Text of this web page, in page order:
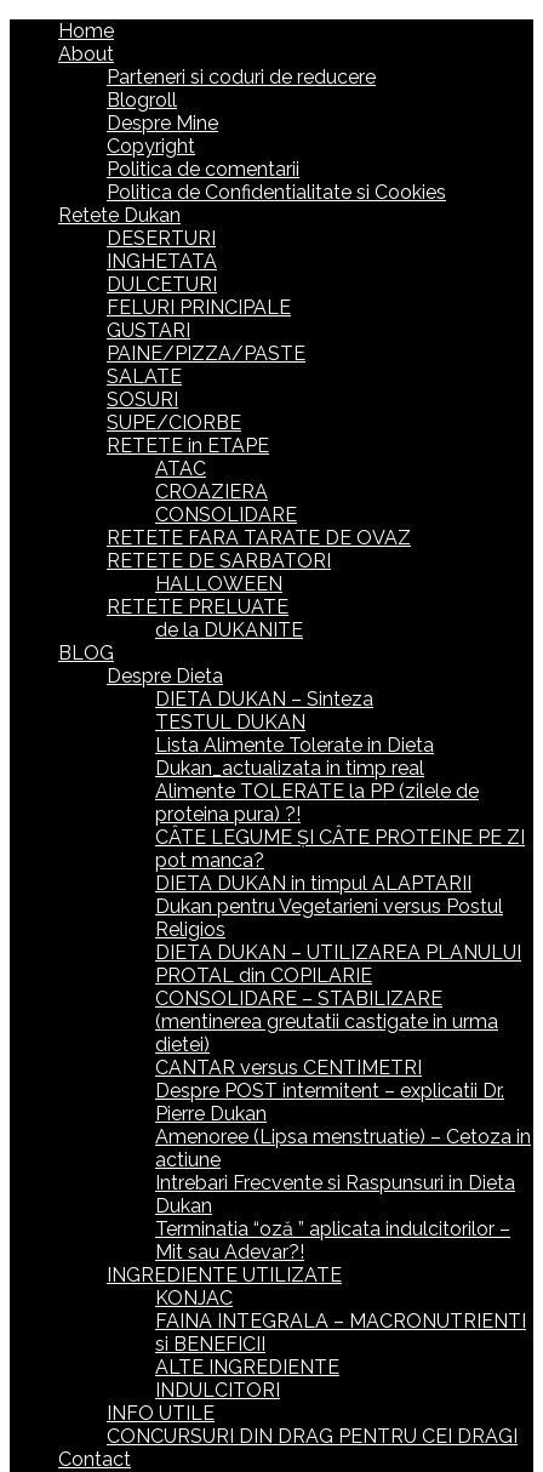
Home
About
Parteneri si coduri de reducere
Blogroll
Despre Mine
Copyright
Politica de comentarii
Politica de Confidentialitate si Cookies
Retete Dukan
DESERTURI
INGHETATA
DULCETURI
FELURI PRINCIPALE
GUSTARI
PAINE/PIZZA/PASTE
SALATE
SOSURI
SUPE/CIORBE
RETETE in ETAPE
ATAC
CROAZIERA
CONSOLIDARE
RETETE FARA TARATE DE OVAZ
RETETE DE SARBATORI
HALLOWEEN
RETETE PRELUATE
de la DUKANITE
BLOG
Despre Dieta
DIETA DUKAN – Sinteza
TESTUL DUKAN
Lista Alimente Tolerate in Dieta
Dukan_actualizata in timp real
Alimente TOLERATE la PP (zilele de
proteina pura) ?!
CÂTE LEGUME ȘI CÂTE PROTEINE PE ZI
pot manca?
DIETA DUKAN in timpul ALAPTARII
Dukan pentru Vegetarieni versus Postul
Religios
DIETA DUKAN – UTILIZAREA PLANULUI
PROTAL din COPILARIE
CONSOLIDARE – STABILIZARE
(mentinerea greutatii castigate in urma
dietei)
CANTAR versus CENTIMETRI
Despre POST intermitent – explicatii Dr.
Pierre Dukan
Amenoree (Lipsa menstruatie) – Cetoza in
actiune
Intrebari Frecvente si Raspunsuri in Dieta
Dukan
Terminatia “oză ” aplicata indulcitorilor –
Mit sau Adevar?!
INGREDIENTE UTILIZATE
KONJAC
FAINA INTEGRALA – MACRONUTRIENTI
si BENEFICII
ALTE INGREDIENTE
INDULCITORI
INFO UTILE
CONCURSURI DIN DRAG PENTRU CEI DRAGI
Contact